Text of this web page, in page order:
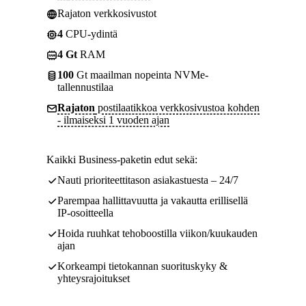
Rajaton verkkosivustot
4 CPU-ydintä
4 Gt RAM
100 Gt maailman nopeinta NVMe-
tallennustilaa
Rajaton postilaatikkoa verkkosivustoa kohden
- ilmaiseksi 1 vuoden ajan
Kaikki Business-paketin edut sekä:
Nauti prioriteettitason asiakastuesta – 24/7
Parempaa hallittavuutta ja vakautta erillisellä
IP-osoitteella
Hoida ruuhkat tehoboostilla viikon/kuukauden
ajan
Korkeampi tietokannan suorituskyky &
yhteysrajoitukset